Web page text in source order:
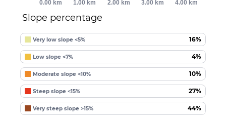
Slope percentage
Very low slope <5% 16%
Low slope <7% 4%
Moderate slope <10% 10%
Steep slope <15% 27%
Very steep slope >15% 44%
0.00 km 1.00 km 2.00 km 3.00 km 4.00 km